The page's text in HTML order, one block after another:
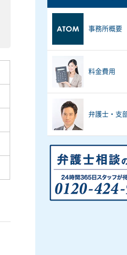
事務所概要
料金費用
弁護士・支